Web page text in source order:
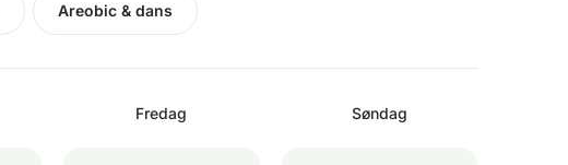
Areobic & dans
Fredag Søndag